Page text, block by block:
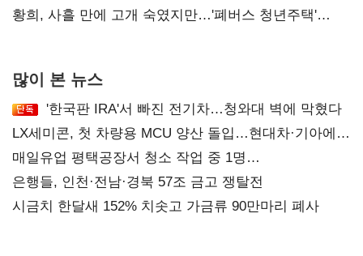
해야"
황희, 사흘 만에 고개 숙였지만…'폐버스 청년주택'
많이 본 뉴스
'한국판 IRA'서 빠진 전기차…청와대 벽에 막혔다
LX세미콘, 첫 차량용 MCU 양산 돌입…현대차·기아에
공급
매일유업 평택공장서 청소 작업 중 1명
사망…"안전관리체계 재점검"
은행들, 인천·전남·경북 57조 금고 쟁탈전
시금치 한달새 152% 치솟고 가금류 90만마리 폐사